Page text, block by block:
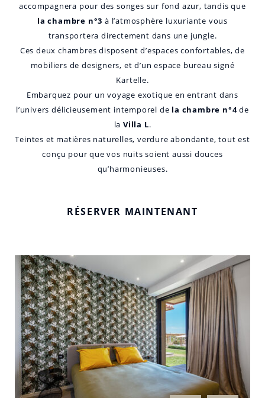
accompagnera pour des songes sur fond azur, tandis que
la chambre n°3 à l’atmosphère luxuriante vous
transportera directement dans une jungle.
Ces deux chambres disposent d’espaces confortables, de
mobiliers de designers, et d’un espace bureau signé
Kartelle.
Embarquez pour un voyage exotique en entrant dans
l’univers délicieusement intemporel de la chambre n°4de
la Villa L.
Teintes et matières naturelles, verdure abondante, tout est
conçu pour que vos nuits soient aussi douces
qu’harmonieuses.
RÉSERVER MAINTENANT